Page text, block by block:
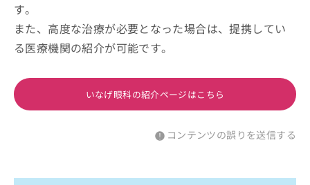
す。
また、高度な治療が必要となった場合は、提携してい
る医療機関の紹介が可能です。
いなげ眼科の紹介ページはこちら
コンテンツの誤りを送信する